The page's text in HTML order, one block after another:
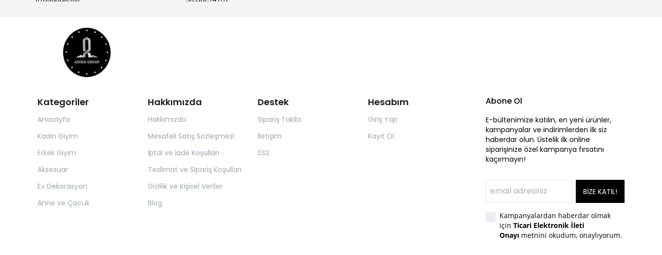
Kategoriler
Anasayfa
Kadın Giyim
Erkek Giyim
Aksesuar
Ev Dekorasyon
Anne ve Çocuk
Hakkımızda
Hakkımızda
Mesafeli Satış Sözleşmesi
İptal ve İade Koşulları
Teslimat ve Sipariş Koşulları
Gizlilik ve Kişisel Veriler
Blog
Destek
Sipariş Takibi
İletişim
SSS
Hesabım
Giriş Yap
Kayıt Ol
Abone Ol
E-bültenimize katılın, en yeni ürünler,
kampanyalar ve indirimlerden ilk siz
haberdar olun. Üstelik ilk online
siparişinize özel kampanya fırsatını
kaçırmayın!
BİZE KATIL!
Kampanyalardan haberdar olmak
için Ticari Elektronik İleti
Onayı metnini okudum, onaylıyorum.